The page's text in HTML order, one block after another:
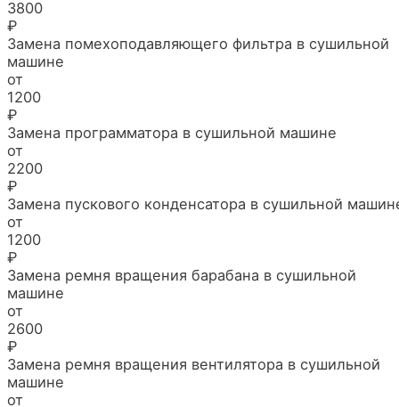
3800
₽
Замена помехоподавляющего фильтра в сушильной
машине
от
1200
₽
Замена программатора в сушильной машине
от
2200
₽
Замена пускового конденсатора в сушильной
от
1200
₽
Замена ремня вращения барабана в сушильной
машине
от
2600
₽
Замена ремня вращения вентилятора в сушильной
машине
от